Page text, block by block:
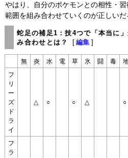
やはり、自分のポケモンとの相性・
範囲を組み合わせていくのが正しいだ
蛇足の補足1：技4つで「本当に
み合わせとは？
[ 編集 ]
無 炎 水 電 草 氷 闘 毒
フ
リ
ー
ズ
ド
ラ
イ
△ ○ ○ △ ○
フ
ラ